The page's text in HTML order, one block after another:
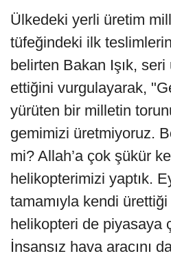
Ülkedeki yerli üretim
tüfeğindeki ilk teslimlerin
belirten Bakan Işık,
ettiğini vurgulayarak,
yürüten bir milletin
gemimizi üretmiyoruz.
mi? Allah’a çok şükür
helikopterimizi yaptık.
tamamıyla kendi ürettiği
helikopteri de piyasaya
İnsansız hava aracını